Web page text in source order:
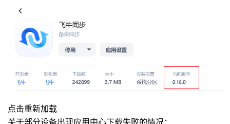
点击重新加载
关于部分设备出现应用中心下载失败的情况：